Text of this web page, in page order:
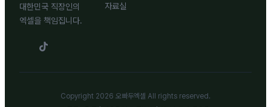
대한민국 직장인의
엑셀을 책임집니다.
자료실
Copyright 2026 오빠두엑셀 All rights reserved.